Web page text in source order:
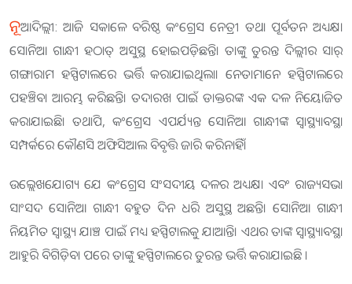
ନୂଆଦିଲ୍ଲୀ: ଆଜି ସକାଳେ ବରିଷ୍ଠ କଂଗ୍ରେସ ନେତ୍ରୀ ତଥା ପୂର୍ବତନ ଅଧ୍ୟକ୍ଷା
ସୋନିଆ ଗାନ୍ଧୀ ହଠାତ୍ ଅସୁସ୍ଥ ହୋଇପଡ଼ିଛନ୍ତି। ତାଙ୍କୁ ତୁରନ୍ତ ଦିଲ୍ଲୀର ସାର୍
ଗଙ୍ଗାରାମ ହସ୍ପିଟାଲରେ ଭର୍ତ୍ତି କରାଯାଇଥିଲା। ନେତାମାନେ ହସ୍ପିଟାଲରେ
ପହଞ୍ଚିବା ଆରମ୍ଭ କରିଛନ୍ତି। ତଦାରଖ ପାଇଁ ଡାକ୍ତରଙ୍କ ଏକ ଦଳ ନିୟୋଜିତ
କରାଯାଇଛି। ତଥାପି, କଂଗ୍ରେସ ଏପର୍ଯ୍ୟନ୍ତ ସୋନିଆ ଗାନ୍ଧୀଙ୍କ ସ୍ୱାସ୍ଥ୍ୟାବସ୍ଥା
ସମ୍ପର୍କରେ କୌଣସି ଅଫିସିଆଲ ବିବୃତ୍ତି ଜାରି କରିନାହିଁ।
ଉଲ୍ଲେଖଯୋଗ୍ୟ ଯେ କଂଗ୍ରେସ ସଂସଦୀୟ ଦଳର ଅଧ୍ୟକ୍ଷା ଏବଂ ରାଜ୍ୟସଭା
ସାଂସଦ ସୋନିଆ ଗାନ୍ଧୀ ବହୁତ ଦିନ ଧରି ଅସୁସ୍ଥ ଅଛନ୍ତି। ସୋନିଆ ଗାନ୍ଧୀ
ନିୟମିତ ସ୍ୱାସ୍ଥ୍ୟ ଯାଞ୍ଚ ପାଇଁ ମଧ୍ୟ ହସ୍ପିଟାଲକୁ ଯାଆନ୍ତି। ଏଥର ତାଙ୍କ ସ୍ୱାସ୍ଥ୍ୟାବସ୍ଥା
ଆହୁରି ବିଗିଡ଼ିବା ପରେ ତାଙ୍କୁ ହସ୍ପିଟାଲରେ ତୁରନ୍ତ ଭର୍ତ୍ତି କରାଯାଇଛି ।